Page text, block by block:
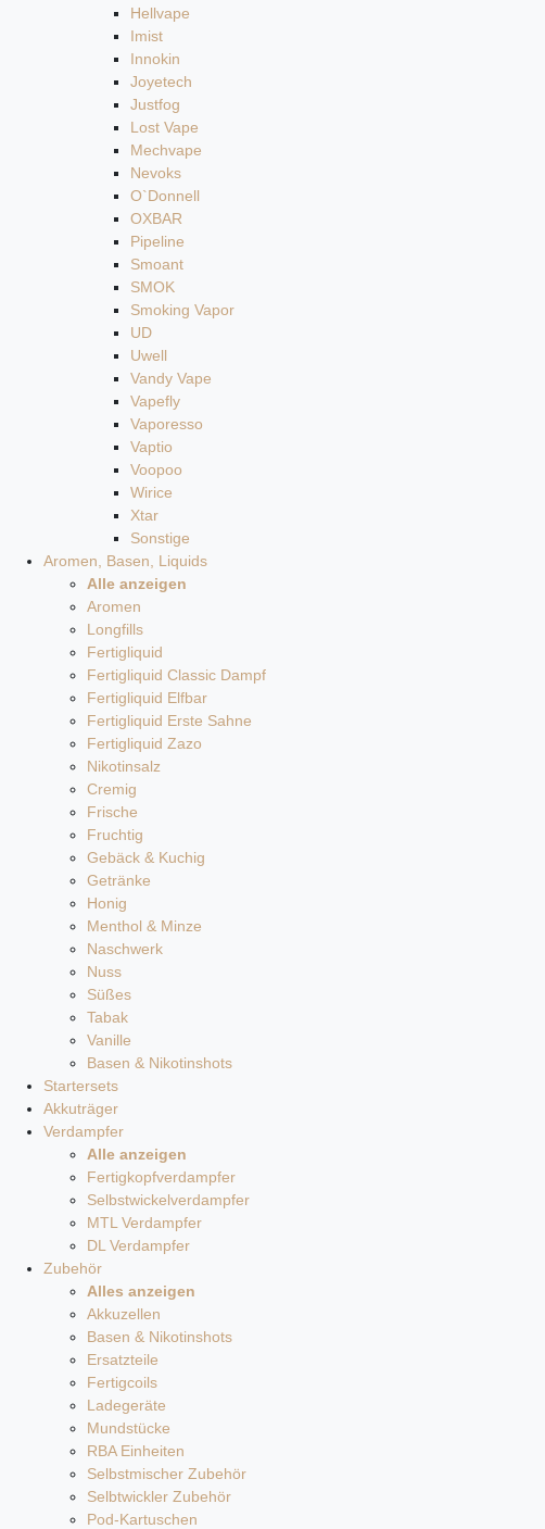
Hellvape
Imist
Innokin
Joyetech
Justfog
Lost Vape
Mechvape
Nevoks
O`Donnell
OXBAR
Pipeline
Smoant
SMOK
Smoking Vapor
UD
Uwell
Vandy Vape
Vapefly
Vaporesso
Vaptio
Voopoo
Wirice
Xtar
Sonstige
Aromen, Basen, Liquids
Alle anzeigen
Aromen
Longfills
Fertigliquid
Fertigliquid Classic Dampf
Fertigliquid Elfbar
Fertigliquid Erste Sahne
Fertigliquid Zazo
Nikotinsalz
Cremig
Frische
Fruchtig
Gebäck & Kuchig
Getränke
Honig
Menthol & Minze
Naschwerk
Nuss
Süßes
Tabak
Vanille
Basen & Nikotinshots
Startersets
Akkuträger
Verdampfer
Alle anzeigen
Fertigkopfverdampfer
Selbstwickelverdampfer
MTL Verdampfer
DL Verdampfer
Zubehör
Alles anzeigen
Akkuzellen
Basen & Nikotinshots
Ersatzteile
Fertigcoils
Ladegeräte
Mundstücke
RBA Einheiten
Selbstmischer Zubehör
Selbtwickler Zubehör
Pod-Kartuschen